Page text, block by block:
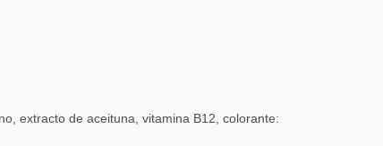
extracto de aceituna, vitamina B12, colorante: